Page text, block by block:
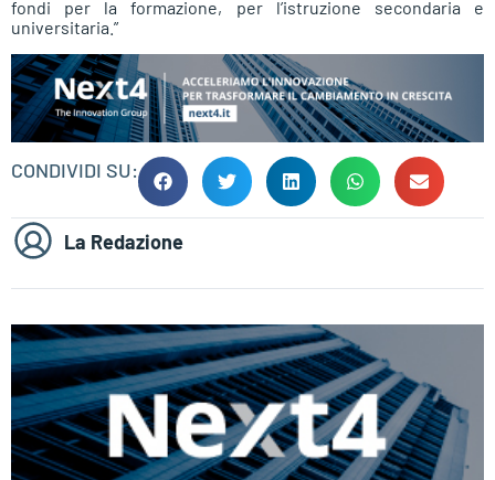
fondi per la formazione, per l’istruzione secondaria e
universitaria.”
CONDIVIDI SU:
La Redazione